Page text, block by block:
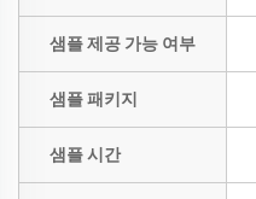
샘플 제공 가능 여부
샘플 패키지
샘플 시간